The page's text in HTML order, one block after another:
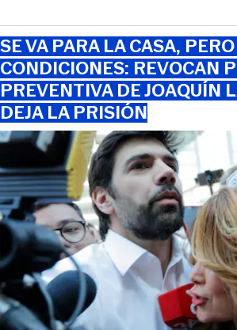
SE VA PARA LA CASA,
CONDICIONES: REVOCAN
PREVENTIVA DE JOAQUÍN
DEJA LA PRISIÓN